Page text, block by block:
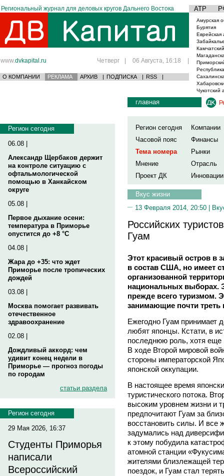
Региональный журнал для деловых кругов Дальнего Востока АТР
www.dvkapital.ru Четверг | 06 Августа, 16:18 |
О КОМПАНИИ РЕКЛАМА АРХИВ | ПОДПИСКА | RSS |
Амурская
Бурятия
Еврейская
Чукотский
Регион сегодня
06.08 |
Александр Щербаков держит
на контроле ситуацию с
офтальмологической
помощью в Ханкайском
округе
05.08 |
Первое дыхание осени:
температура в Приморье
опустится до +8 °C
04.08 |
Жара до +35: что ждет
Приморье после тропических
дождей
03.08 |
Москва помогает развивать
отечественное
здравоохранение
02.08 |
Дождливый аккорд: чем
удивит конец недели в
Приморье — прогноз погоды
по городам
статьи раздела
Регион сегодня
29 Мая 2026, 16:37
Студенты Приморья
написали
Всероссийский
главная
Регион сегодня
Компании
Часовой пояс
Финансы
Тема номера
Рынки
Мнение
Отрасль
Проект ДК
Инновации
Вкус жизни
13 Февраля 2014, 20:50 |
Российских
Гуам
Этот красивый остров в
в состав США, но имеет
организованной
национальных выборах.
прежде всего туризмом.
занимающие почти треть
Ежегодно Гуам принимает
любят японцы. Кстати, в
последнюю роль, хотя еще
В ходе Второй мировой
стороны императорской
японской оккупации.
В настоящее время
туристического потока.
высоким уровнем жизни и
предпочитают Гуам за
восстановить силы. И все
задумались над
к этому побудила
атомной станции
жителями близлежащей
поездок, и Гуам стал